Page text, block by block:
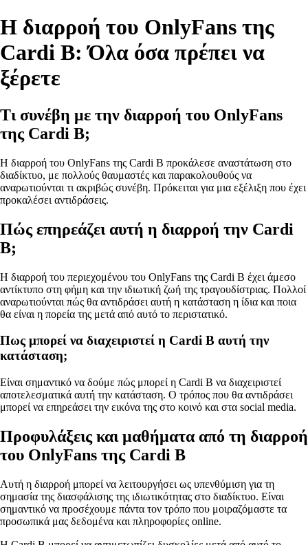
Η διαρροή του OnlyFans της
Cardi B: Όλα όσα πρέπει να
ξέρετε
Τι συνέβη με την διαρροή του OnlyFans
της Cardi B;
Η διαρροή του OnlyFans της Cardi B προκάλεσε αναστάτωση στο
διαδίκτυο, με πολλούς θαυμαστές και παρακολουθούς να
αναρωτιούνται τι ακριβώς συνέβη. Πρόκειται για μια εξέλιξη που έχει
προκαλέσει αντιδράσεις.
Πώς επηρεάζει αυτή η διαρροή την Cardi
B;
Η διαρροή του περιεχομένου του OnlyFans της Cardi B έχει άμεσο
αντίκτυπο στη φήμη και την ιδιωτική ζωή της τραγουδίστριας. Πολλοί
αναρωτιούνται πώς θα αντιδράσει αυτή η κατάσταση η ίδια και ποια
θα είναι η πορεία της μετά από αυτό το περιστατικό.
Πως μπορεί να διαχειριστεί η Cardi B αυτή την
κατάσταση;
Είναι σημαντικό να δούμε πώς μπορεί η Cardi B να διαχειριστεί
αποτελεσματικά αυτή την κατάσταση. Ο τρόπος που θα αντιδράσει
μπορεί να επηρεάσει την εικόνα της στο κοινό και στα social media.
Προφυλάξεις και μαθήματα από τη διαρροή
του OnlyFans της Cardi B
Αυτή η διαρροή μπορεί να λειτουργήσει ως υπενθύμιση για τη
σημασία της διασφάλισης της ιδιωτικότητας στο διαδίκτυο. Είναι
σημαντικό να προσέχουμε πάντα τον τρόπο που μοιραζόμαστε τα
προσωπικά μας δεδομένα και πληροφορίες online.